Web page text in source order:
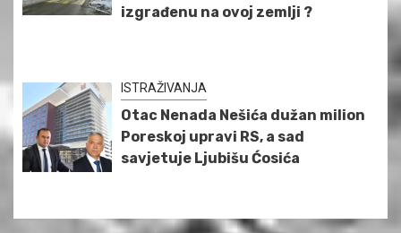
izgrađenu na ovoj zemlji ?
ISTRAŽIVANJA
Otac Nenada Nešića dužan milion
Poreskoj upravi RS, a sad
savjetuje Ljubišu Ćosića